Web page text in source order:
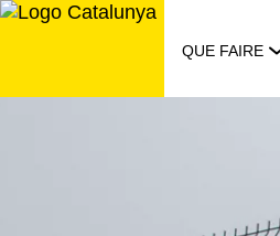
Aller
QUE FAIRE